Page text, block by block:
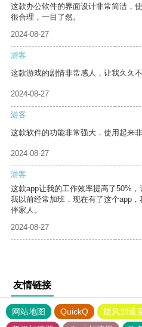
这款办公软件的界面设计非常简洁，
很合理，一目了然。
2024-08-27
游客
这款游戏的剧情非常感人，让我久久不
2024-08-27
游客
这款软件的功能非常强大，使用起来非
2024-08-27
游客
这款app让我的工作效率提高了50%，
我以前经常加班，现在有了这个app
伴家人。
2024-08-27
友情链接
网站地图 QuickQ 旋风加速